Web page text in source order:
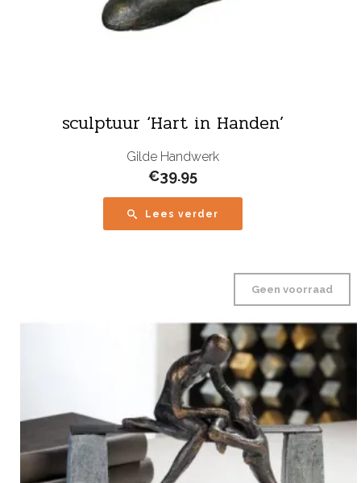
sculptuur ‘Hart in Handen’
Gilde Handwerk
€39.95
Lees verder
Geen voorraad